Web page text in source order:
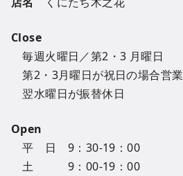
Close
毎週火曜日／第2・3 月曜日
第2・3月曜日が祝日の場合営業
翌水曜日が振替休日
Open
平 日 9：30-19：00
土 9：00-19：00